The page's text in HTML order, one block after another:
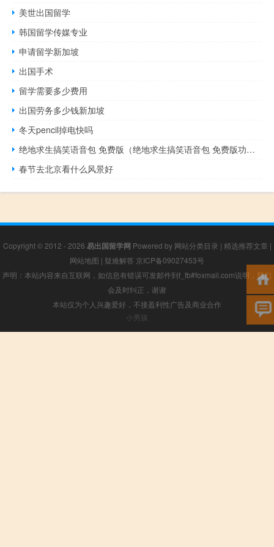
美世出国留学
韩国留学传媒专业
申请留学新加坡
出国手术
留学需要多少费用
出国劳务多少钱新加坡
冬天pencil掉电快吗
绝地求生搞笑语音包 免费版（绝地求生搞笑语音包 免费版功能简介）
春节去北京看什么风景好
Copyright © 2012 - 2026 易出国留学网 Powered by 网站分类目录 | 精选推荐文章 |
网站地图 | 疑难解答 京ICP备09027453号
声明：本站内容来自互联网，如信息有错误可发邮件到f_fb#foxmail.com说明，我们
会及时纠正，谢谢
本站仅为个人兴趣爱好，不接盈利性广告及商业合作
小男孩